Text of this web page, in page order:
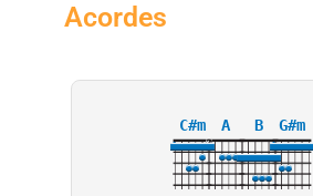
Acordes
C#m
4
A
X
B G#m
4